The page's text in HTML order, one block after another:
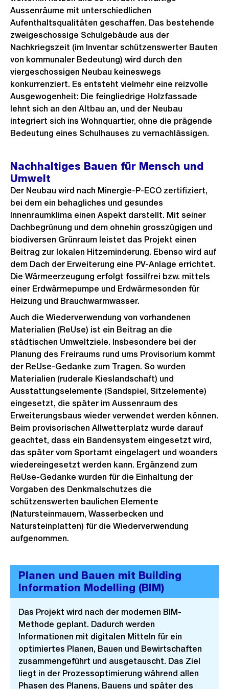
Aussenräume mit unterschiedlichen
Aufenthaltsqualitäten geschaffen. Das bestehende
zweigeschossige Schulgebäude aus der
Nachkriegszeit (im Inventar schützenswerter Bauten
von kommunaler Bedeutung) wird durch den
viergeschossigen Neubau keineswegs
konkurrenziert. Es entsteht vielmehr eine reizvolle
Ausgewogenheit: Die feingliedrige Holzfassade
lehnt sich an den Altbau an, und der Neubau
integriert sich ins Wohnquartier, ohne die prägende
Bedeutung eines Schulhauses zu vernachlässigen.
Nachhaltiges Bauen für Mensch und
Umwelt
Der Neubau wird nach Minergie-P-ECO zertifiziert,
bei dem ein behagliches und gesundes
Innenraumklima einen Aspekt darstellt. Mit seiner
Dachbegrünung und dem ohnehin grosszügigen und
biodiversen Grünraum leistet das Projekt einen
Beitrag zur lokalen Hitzeminderung. Ebenso wird auf
dem Dach der Erweiterung eine PV-Anlage errichtet.
Die Wärmeerzeugung erfolgt fossilfrei bzw. mittels
einer Erdwärmepumpe und Erdwärmesonden für
Heizung und Brauchwarmwasser.
Auch die Wiederverwendung von vorhandenen
Materialien (ReUse) ist ein Beitrag an die
städtischen Umweltziele. Insbesondere bei der
Planung des Freiraums rund ums Provisorium kommt
der ReUse-Gedanke zum Tragen. So wurden
Materialien (ruderale Kieslandschaft) und
Ausstattungselemente (Sandspiel, Sitzelemente)
eingesetzt, die später im Aussenraum des
Erweiterungsbaus wieder verwendet werden können.
Beim provisorischen Allwetterplatz wurde darauf
geachtet, dass ein Bandensystem eingesetzt wird,
das später vom Sportamt eingelagert und woanders
wiedereingesetzt werden kann. Ergänzend zum
ReUse-Gedanke wurden für die Einhaltung der
Vorgaben des Denkmalschutzes die
schützenswerten baulichen Elemente
(Natursteinmauern, Wasserbecken und
Natursteinplatten) für die Wiederverwendung
aufgenommen.
Planen und Bauen mit Building
Information Modelling (BIM)
Das Projekt wird nach der modernen BIM-
Methode geplant. Dadurch werden
Informationen mit digitalen Mitteln für ein
optimiertes Planen, Bauen und Bewirtschaften
zusammengeführt und ausgetauscht. Das Ziel
liegt in der Prozessoptimierung während allen
Phasen des Planens, Bauens und später des